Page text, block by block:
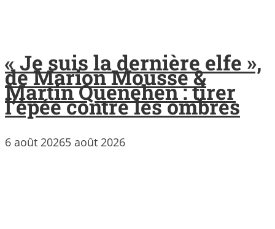
« Je suis la dernière elfe »,
de Marion Mousse &
Martin Quenehen : tirer
l’épée contre les ombres
6 août 20265 août 2026